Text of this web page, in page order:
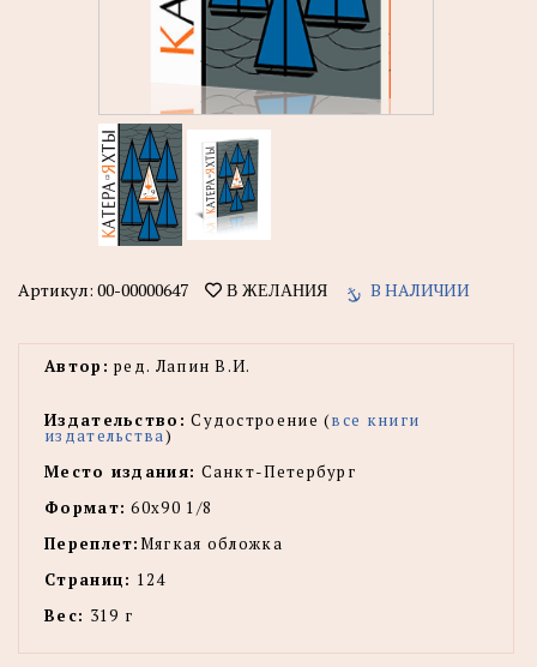
Артикул: 00-00000647 В ЖЕЛАНИЯ В НАЛИЧИИ
Автор: ред. Лапин В.И.
Издательство: Судостроение (все книги
издательства)
Место издания: Санкт-Петербург
Формат: 60x90 1/8
Переплет:Мягкая обложка
Страниц: 124
Вес: 319 г